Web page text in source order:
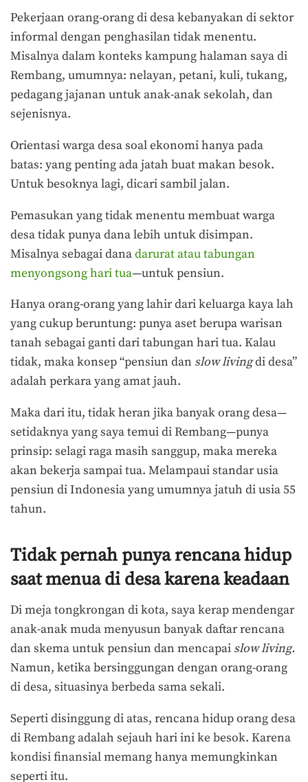
Pekerjaan orang-orang di desa kebanyakan di sektor
informal dengan penghasilan tidak menentu.
Misalnya dalam konteks kampung halaman saya di
Rembang, umumnya: nelayan, petani, kuli, tukang,
pedagang jajanan untuk anak-anak sekolah, dan
sejenisnya.
Orientasi warga desa soal ekonomi hanya pada
batas: yang penting ada jatah buat makan besok.
Untuk besoknya lagi, dicari sambil jalan.
Pemasukan yang tidak menentu membuat warga
desa tidak punya dana lebih untuk disimpan.
Misalnya sebagai danadarurat atau tabungan
menyongsong hari tua—untuk pensiun.
Hanya orang-orang yang lahir dari keluarga kaya lah
yang cukup beruntung: punya aset berupa warisan
tanah sebagai ganti dari tabungan hari tua. Kalau
tidak, maka konsep “pensiun dan slow livingdi desa”
adalah perkara yang amat jauh.
Maka dari itu, tidak heran jika banyak orang desa—
setidaknya yang saya temui di Rembang—punya
prinsip: selagi raga masih sanggup, maka mereka
akan bekerja sampai tua. Melampaui standar usia
pensiun di Indonesia yang umumnya jatuh di usia 55
tahun.
Tidak pernah punya rencana hidup
saat menua di desa karena keadaan
Di meja tongkrongan di kota, saya kerap mendengar
anak-anak muda menyusun banyak daftar rencana
dan skema untuk pensiun dan mencapai slow living.
Namun, ketika bersinggungan dengan orang-orang
di desa, situasinya berbeda sama sekali.
Seperti disinggung di atas, rencana hidup orang desa
di Rembang adalah sejauh hari ini ke besok. Karena
kondisi finansial memang hanya memungkinkan
seperti itu.